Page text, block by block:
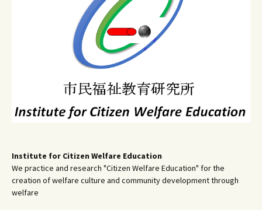
Institute for Citizen Welfare Education
We practice and research "Citizen Welfare Education" for the
creation of welfare culture and community development through
welfare